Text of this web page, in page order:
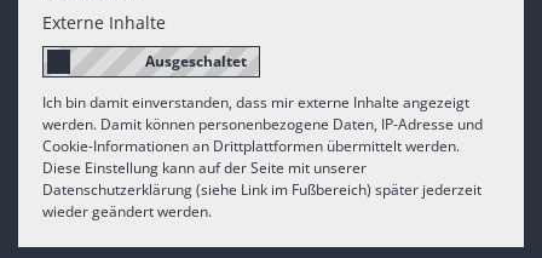
Externe Inhalte
Ich bin damit einverstanden, dass mir externe Inhalte angezeigt
werden. Damit können personenbezogene Daten, IP-Adresse und
Cookie-Informationen an Drittplattformen übermittelt werden.
Diese Einstellung kann auf der Seite mit unserer
Datenschutzerklärung (siehe Link im Fußbereich) später jederzeit
wieder geändert werden.